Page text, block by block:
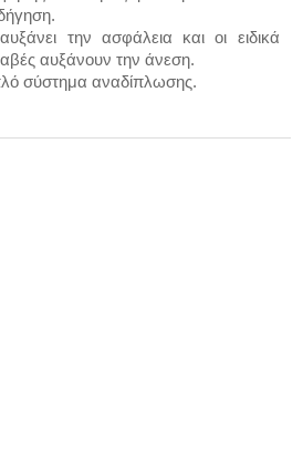
την ασφάλεια και οι ειδικά
αυξάνουν την άνεση.
σύστημα αναδίπλωσης.